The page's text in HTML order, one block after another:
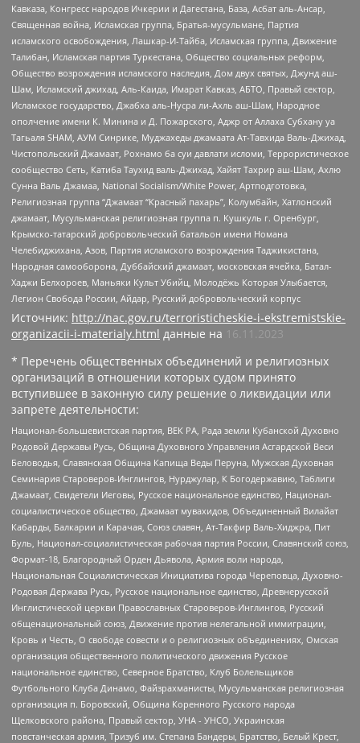
Кавказа, Конгресс народов Ичкерии и Дагестана, База, Асбат аль-Ансар,
Священная война, Исламская группа, Братья-мусульмане, Партия
исламского освобождения, Лашкар-И-Тайба, Исламская группа, Движение
Талибан, Исламская партия Туркестана, Общество социальных реформ,
Общество возрождения исламского наследия, Дом двух святых, Джунд аш-
Шам, Исламский джихад, Аль-Каида, Имарат Кавказ, АБТО, Правый сектор,
Исламское государство, Джабха аль-Нусра ли-Ахль аш-Шам, Народное
ополчение имени К. Минина и Д. Пожарского, Аджр от Аллаха Субхану уа
Тагьаля SHAM, АУМ Синрике, Муджахеды джамаата Ат-Тавхида Валь-Джихад,
Чистопольский Джамаат, Рохнамо ба суи давлати исломи, Террористическое
сообщество Сеть, Катиба Таухид валь-Джихад, Хайят Тахрир аш-Шам, Ахлю
Сунна Валь Джамаа, National Socialism/White Power, Артподготовка,
Религиозная группа “Джамаат “Красный пахарь”, Колумбайн, Хатлонский
джамаат, Мусульманская религиозная группа п. Кушкуль г. Оренбург,
Крымско-татарский добровольческий батальон имени Номана
Челебиджихана, Азов, Партия исламского возрождения Таджикистана,
Народная самооборона, Дуббайский джамаат, московская ячейка, Батал-
Хаджи Белхороев, Маньяки Культ Убийц, Молодёжь Которая Улыбается,
Легион Свобода России, Айдар, Русский добровольческий корпус
Источник: http://nac.gov.ru/terroristicheskie-i-ekstremistskie-
organizacii-i-materialy.html данные на
16.11.2023
* Перечень общественных объединений и религиозных
организаций в отношении которых судом принято
вступившее в законную силу решение о ликвидации или
запрете деятельности:
Национал-большевистская партия, ВЕК РА, Рада земли Кубанской Духовно
Родовой Державы Русь, Община Духовного Управления Асгардской Веси
Беловодья, Славянская Община Капища Веды Перуна, Мужская Духовная
Семинария Староверов-Инглингов, Нурджулар, К Богодержавию, Таблиги
Джамаат, Свидетели Иеговы, Русское национальное единство, Национал-
социалистическое общество, Джамаат мувахидов, Объединенный Вилайат
Кабарды, Балкарии и Карачая, Союз славян, Ат-Такфир Валь-Хиджра, Пит
Буль, Национал-социалистическая рабочая партия России, Славянский союз,
Формат-18, Благородный Орден Дьявола, Армия воли народа,
Национальная Социалистическая Инициатива города Череповца, Духовно-
Родовая Держава Русь, Русское национальное единство, Древнерусской
Инглистической церкви Православных Староверов-Инглингов, Русский
общенациональный союз, Движение против нелегальной иммиграции,
Кровь и Честь, О свободе совести и о религиозных объединениях, Омская
организация общественного политического движения Русское
национальное единство, Северное Братство, Клуб Болельщиков
Футбольного Клуба Динамо, Файзрахманисты, Мусульманская религиозная
организация п. Боровский, Община Коренного Русского народа
Щелковского района, Правый сектор, УНА - УНСО, Украинская
повстанческая армия, Тризуб им. Степана Бандеры, Братство, Белый Крест,